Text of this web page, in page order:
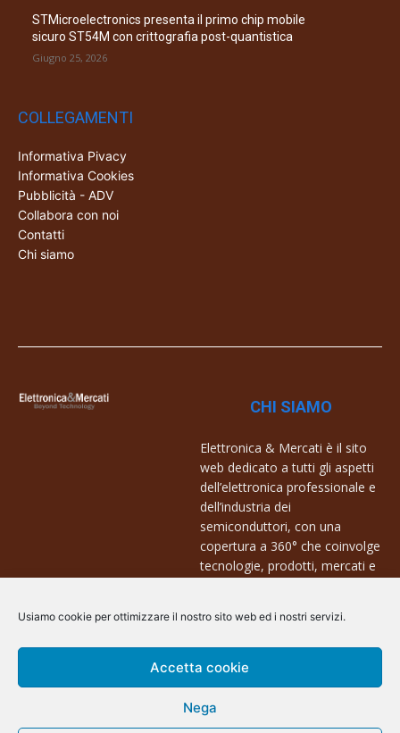
Usiamo cookie per ottimizzare il nostro sito web ed i nostri servizi.
Accetta cookie
Nega
STMicroelectronics presenta il primo chip mobile
sicuro ST54M con crittografia post-quantistica
Giugno 25, 2026
COLLEGAMENTI
Informativa Pivacy
Informativa Cookies
Pubblicità - ADV
Collabora con noi
Contatti
Chi siamo
CHI SIAMO
Elettronica & Mercati è il sito
web dedicato a tutti gli aspetti
dell’elettronica professionale e
dell’industria dei
semiconduttori, con una
copertura a 360° che coinvolge
tecnologie, prodotti, mercati e
Contatti:
info@arscommunication.it